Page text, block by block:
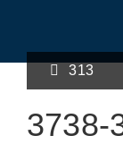
313
3738-